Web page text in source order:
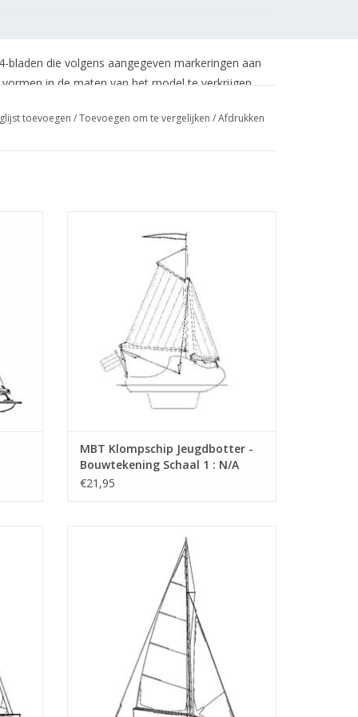
die volgens aangegeven markeringen aan
in de maten van het model te verkrijgen.
toevoegen /Toevoegen om te vergelijken /Afdrukken
Bouwtekening Schaal 1 : N/A (10.08.004)
TOEVOEGEN AAN WINKELWAGEN
MBT Klompschip Jeugdbotter -
Bouwtekening Schaal 1 : N/A
(10.08.004)
€21,95
MBT Modeljacht "Sterntje" - Bouwtekening
Schaal 1 : 20 (10.08.008)
TOEVOEGEN AAN WINKELWAGEN